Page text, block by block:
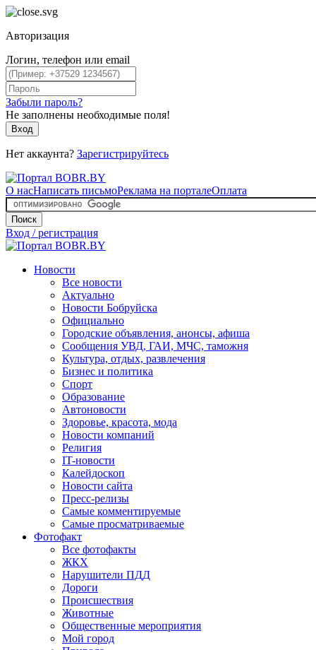
Авторизация
Логин, телефон или email
Забыли пароль?
Не заполнены необходимые поля!
Вход
Нет аккаунта? Зарегистрируйтесь
О насНаписать письмоРеклама на порталеОплата
Поиск
Вход / регистрация
Новости
Все новости
Актуально
Новости Бобруйска
Официально
Городские объявления, анонсы, афиша
Сообщения УВД, ГАИ, МЧС, таможня
Культура, отдых, развлечения
Бизнес и политика
Спорт
Образование
Автоновости
Здоровье, красота, мода
Новости компаний
Религия
IT-новости
Калейдоскоп
Новости сайта
Пресс-релизы
Самые комментируемые
Самые просматриваемые
Фотофакт
Все фотофакты
ЖКХ
Нарушители ПДД
Дороги
Происшествия
Животные
Общественные мероприятия
Мой город